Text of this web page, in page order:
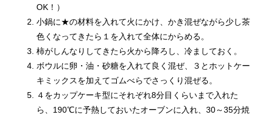
OK！）
小鍋に★の材料を入れて火にかけ、かき混ぜながら少し茶
色くなってきたら１を入れて全体にからめる。
柿がしんなりしてきたら火から降ろし、冷ましておく。
ボウルに卵・油・砂糖を入れて良く混ぜ、３とホットケー
キミックスを加えてゴムべらでさっくり混ぜる。
４をカップケーキ型にそれぞれ8分目くらいまで入れた
ら、190℃に予熱しておいたオーブンに入れ、30～35分焼